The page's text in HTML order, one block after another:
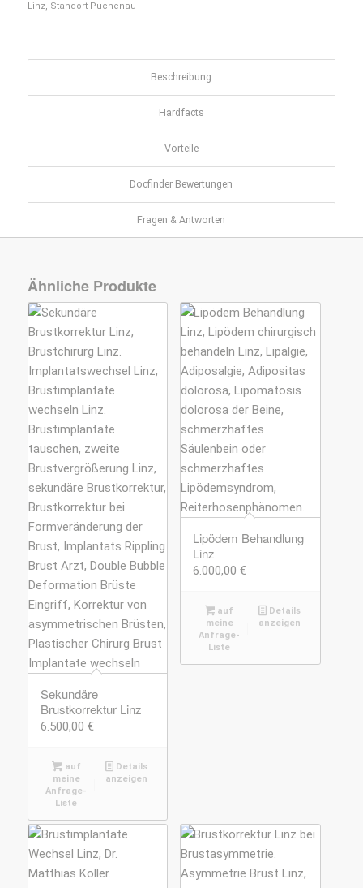
Linz, Standort Puchenau
Beschreibung
Hardfacts
Vorteile
Docfinder Bewertungen
Fragen & Antworten
Ähnliche Produkte
Sekundäre
Brustkorrektur Linz
6.500,00 €
auf
meine
Anfrage-
Liste
Details
anzeigen
Lipödem Behandlung
Linz
6.000,00€
auf
meine
Anfrage-
Liste
Details
anzeigen